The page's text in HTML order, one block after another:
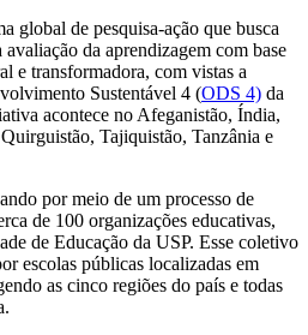
global de pesquisa-ação que busca
da aprendizagem com base
e transformadora, com vistas a
Sustentável 4 (ODS 4) da
acontece no Afeganistão, Índia,
Tajiquistão, Tanzânia e
por meio de um processo de
de 100 organizações educativas,
de Educação da USP. Esse coletivo
escolas públicas localizadas em
as cinco regiões do país e todas